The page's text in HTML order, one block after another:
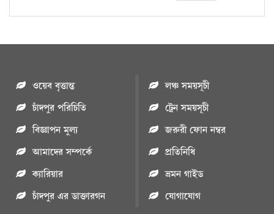
ওয়েব বৃত্তান্ত
চাঁদপুর পরিচিতি
বিজ্ঞাপন মুল্য
আমাদের সম্পর্কে
ক্যারিয়ার
চাঁদপুর এর ডাক্তারগন
লঞ্চ সময়সূচী
ট্রেন সময়সূচী
জরুরী ফোন নম্বর
প্রতিনিধি
ভ্রমন গাইড
যোগাযোগ